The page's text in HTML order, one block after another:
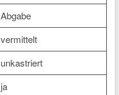
Abgabe
vermittelt
unkastriert
ja